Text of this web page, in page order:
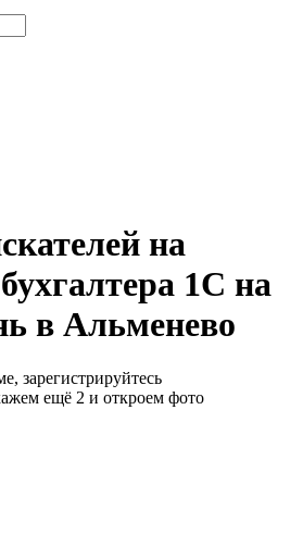
на
1C на
в Альменево
зарегистрируйтесь
ещё 2 и откроем фото